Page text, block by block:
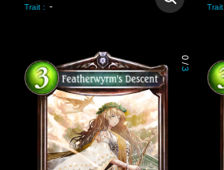
Trait : - Trait
0
/
3